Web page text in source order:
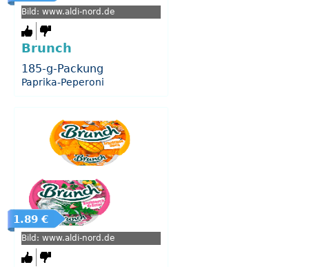
Bild: www.aldi-nord.de
Brunch
185-g-Packung
Paprika-Peperoni
1.89 €
Bild: www.aldi-nord.de